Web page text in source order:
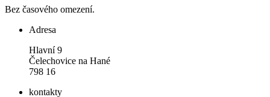
Bez časového omezení.
Adresa
Hlavní 9
Čelechovice na Hané
798 16
kontakty